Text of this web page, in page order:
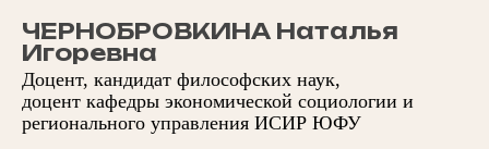
ЧЕРНОБРОВКИНА Наталья
Игоревна
Доцент, кандидат философских наук,
доцент кафедры экономической социологии и
регионального управления ИСИР ЮФУ